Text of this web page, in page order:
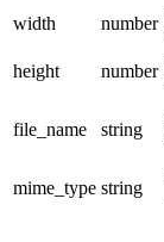
width
number
height
number
file_name string
mime_type string